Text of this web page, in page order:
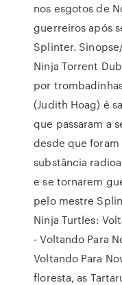
nos esgotos de
guerreiros após
Splinter.
Ninja Torrent
por
(Judith Hoag) é
que passaram a
desde que
substância
e se tornarem
pelo mestre
Ninja Turtles:
- Voltando Para
Voltando Para
floresta, as